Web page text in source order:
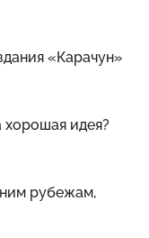
«Карачун»
хорошая идея?
рубежам,